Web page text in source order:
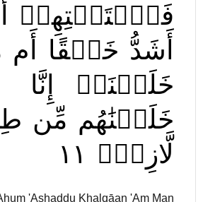
فَٱسۡتَفۡتِهِمۡ
أَشَدُّ خَلۡقًا أَم
خَلَقۡنَآۚ
إِنَّا
خَلَقۡنَٰهُم مِّن
لَّازِبِۭ ١١
'Ashaddu Khalqāan 'Am Man